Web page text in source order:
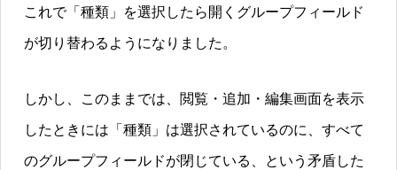
これで「種類」を選択したら開くグループフィールド
が切り替わるようになりました。
しかし、このままでは、閲覧・追加・編集画面を表示
したときには「種類」は選択されているのに、すべて
のグループフィールドが閉じている、という矛盾した